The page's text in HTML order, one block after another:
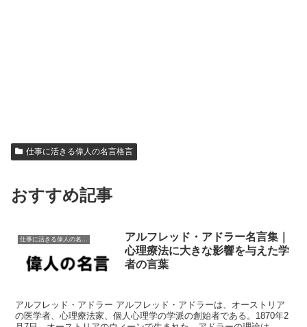
仕事に活きる偉人の名言格言
おすすめ記事
仕事に活きる偉人の名言格言
アルフレッド・アドラー名言集｜
心理療法に大きな影響を与えた学
者の言葉
アルフレッド・アドラー アルフレッド・アドラーは、オーストリア
の医学者、心理療法家、個人心理学の学派の創始者である。1870年2